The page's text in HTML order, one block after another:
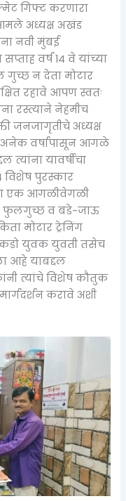
गिफ्ट करणारा
अध्यक्ष अखंड
नवी मुंबई
वर्ष 14 वे यांच्या
गुच्छ न देता मोटार
रहावे आपण स्वतः
रस्त्याने नेहमीच
जनजागृतीचे अध्यक्ष
वर्षापासून आगळे
यावर्षीचा
विशेष पुरस्कार
एक आगळीवेगळी
फुलगुच्छ व बडे-जाऊ
मोटार ट्रेनिंग
युवक युवती तसेच
आहे याबद्दल
त्यांचे विशेष कौतुक
करावे अशी